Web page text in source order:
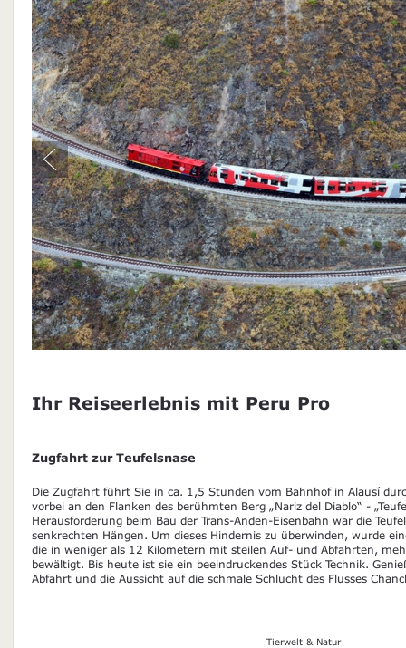
Ihr Reiseerlebnis mit Peru Pro
Zugfahrt zur Teufelsnase
Die Zugfahrt führt Sie in ca. 1,5 Stunden vom Bahnhof in Alausí
vorbei an den Flanken des berühmten Berg „Nariz del Diablo“ -
Herausforderung beim Bau der Trans-Anden-Eisenbahn war die
senkrechten Hängen. Um dieses Hindernis zu überwinden, wurde
die in weniger als 12 Kilometern mit steilen Auf- und Abfahrten,
bewältigt. Bis heute ist sie ein beeindruckendes Stück Technik.
Abfahrt und die Aussicht auf die schmale Schlucht des Flusses
Tierwelt & Natur